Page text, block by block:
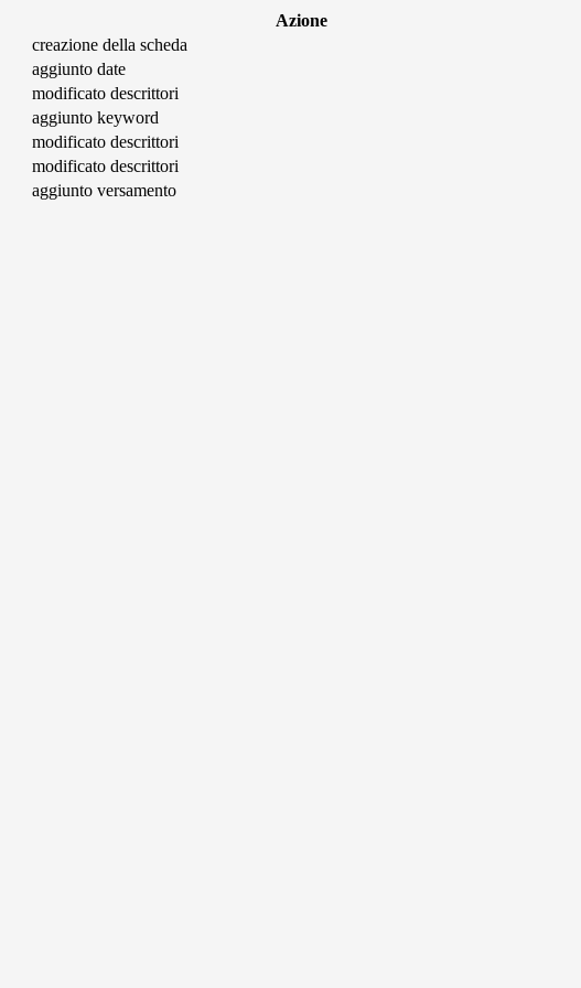
Azione
creazione della scheda
aggiunto date
modificato descrittori
aggiunto keyword
modificato descrittori
modificato descrittori
aggiunto versamento